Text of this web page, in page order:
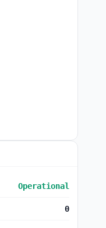
Operational
0